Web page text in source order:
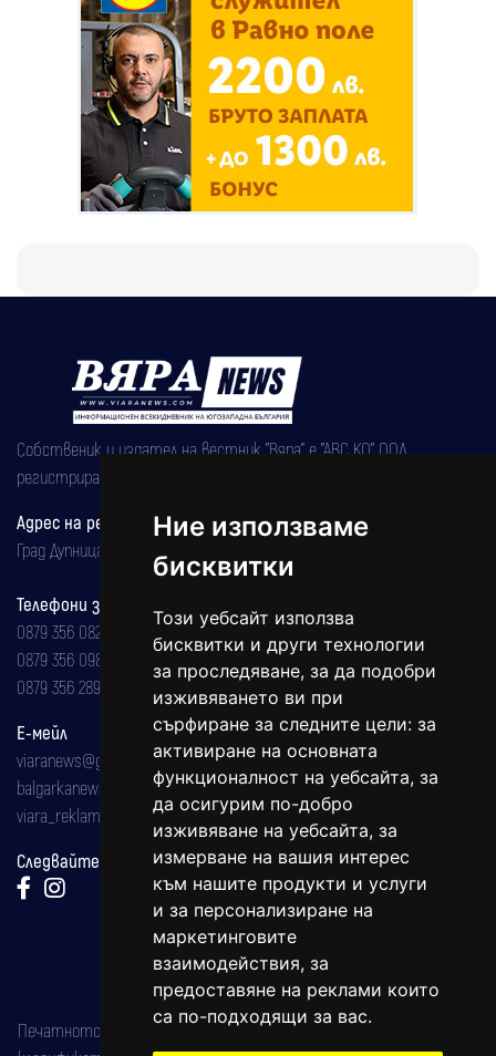
Ние използваме
бисквитки
Този уебсайт използва
бисквитки и други технологии
за проследяване, за да подобри
изживяването ви при
сърфиране за следните цели: за
активиране на основната
функционалност на уебсайта, за
да осигурим по-добро
изживяване на уебсайта, за
измерване на вашия интерес
към нашите продукти и услуги
и за персонализиране на
маркетинговите
взаимодействия, за
предоставяне на реклами които
са по-подходящи за вас.
Собственик и издател на вестник "Вяра" е "АВС КО" ООД,
регистрирана на 08.05.2002 година.
Адрес на редакцията
Град Дупница, ул.''Христо Ботев" 43
Телефони за реклама и абонаменти
0879 356 082
0879 356 098
0879 356 289
Е-мейл
viaranews@gmail.com
balgarkanews@gmail.com
viara_reklama@mail.bg
Следвайте ни:
Печатното издание на вестника е регистрирано в националния